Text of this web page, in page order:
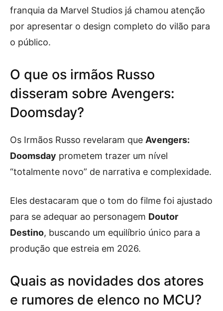
franquia da Marvel Studios já chamou atenção
por apresentar o design completo do vilão para
o público.
O que os irmãos Russo
disseram sobre Avengers:
Doomsday?
Os Irmãos Russo revelaram que Avengers:
Doomsday prometem trazer um nível
“totalmente novo” de narrativa e complexidade.
Eles destacaram que o tom do filme foi ajustado
para se adequar ao personagem Doutor
Destino, buscando um equilíbrio único para a
produção que estreia em 2026.
Quais as novidades dos atores
e rumores de elenco no MCU?